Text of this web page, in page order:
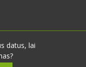
datus, lai